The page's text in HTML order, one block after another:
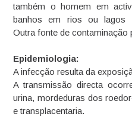
também o homem em
banhos em rios ou lagos
Outra fonte de contaminação
Epidemiologia:
A infecção resulta da
A transmissão directa
urina, mordeduras dos
e transplacentaria.